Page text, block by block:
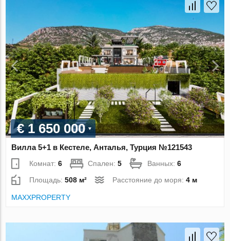
€ 1 650 000
Вилла 5+1 в Кестеле, Анталья, Турция №121543
Комнат:6 Спален:5 Ванных:6
Площадь:508 м² Расстояние до моря:4 м
MAXXPROPERTY